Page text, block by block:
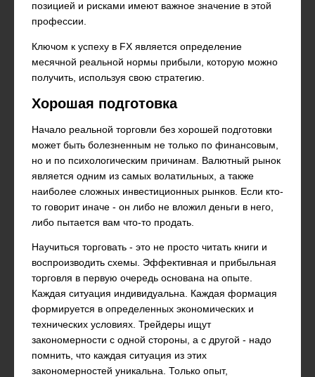
позицией и рисками имеют важное значение в этой
профессии.
Ключом к успеху в FX является определение
месячной реальной нормы прибыли, которую можно
получить, используя свою стратегию.
Хорошая подготовка
Начало реальной торговли без хорошей подготовки
может быть болезненным не только по финансовым,
но и по психологическим причинам. Валютный рынок
является одним из самых волатильных, а также
наиболее сложных инвестиционных рынков. Если кто-
то говорит иначе - он либо не вложил деньги в него,
либо пытается вам что-то продать.
Научиться торговать - это не просто читать книги и
воспроизводить схемы. Эффективная и прибыльная
торговля в первую очередь основана на опыте.
Каждая ситуация индивидуальна. Каждая формация
формируется в определенных экономических и
технических условиях. Трейдеры ищут
закономерности с одной стороны, а с другой - надо
помнить, что каждая ситуация из этих
закономерностей уникальна. Только опыт,